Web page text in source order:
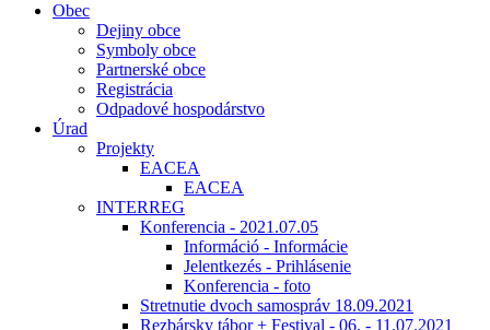
Obec
Dejiny obce
Symboly obce
Partnerské obce
Registrácia
Odpadové hospodárstvo
Úrad
Projekty
EACEA
EACEA
INTERREG
Konferencia - 2021.07.05
Információ - Informácie
Jelentkezés - Prihlásenie
Konferencia - foto
Stretnutie dvoch samospráv 18.09.2021
Rezbársky tábor + Festival - 06. - 11.07.2021